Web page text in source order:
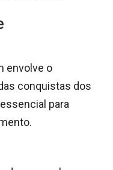
envolve o
conquistas dos
para